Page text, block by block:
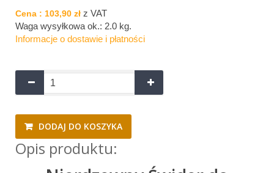
Cena : 103,90 zł z VAT
Waga wysyłkowa ok.: 2.0 kg.
Informacje o dostawie i płatności
DODAJ DO KOSZYKA
Opis produktu: